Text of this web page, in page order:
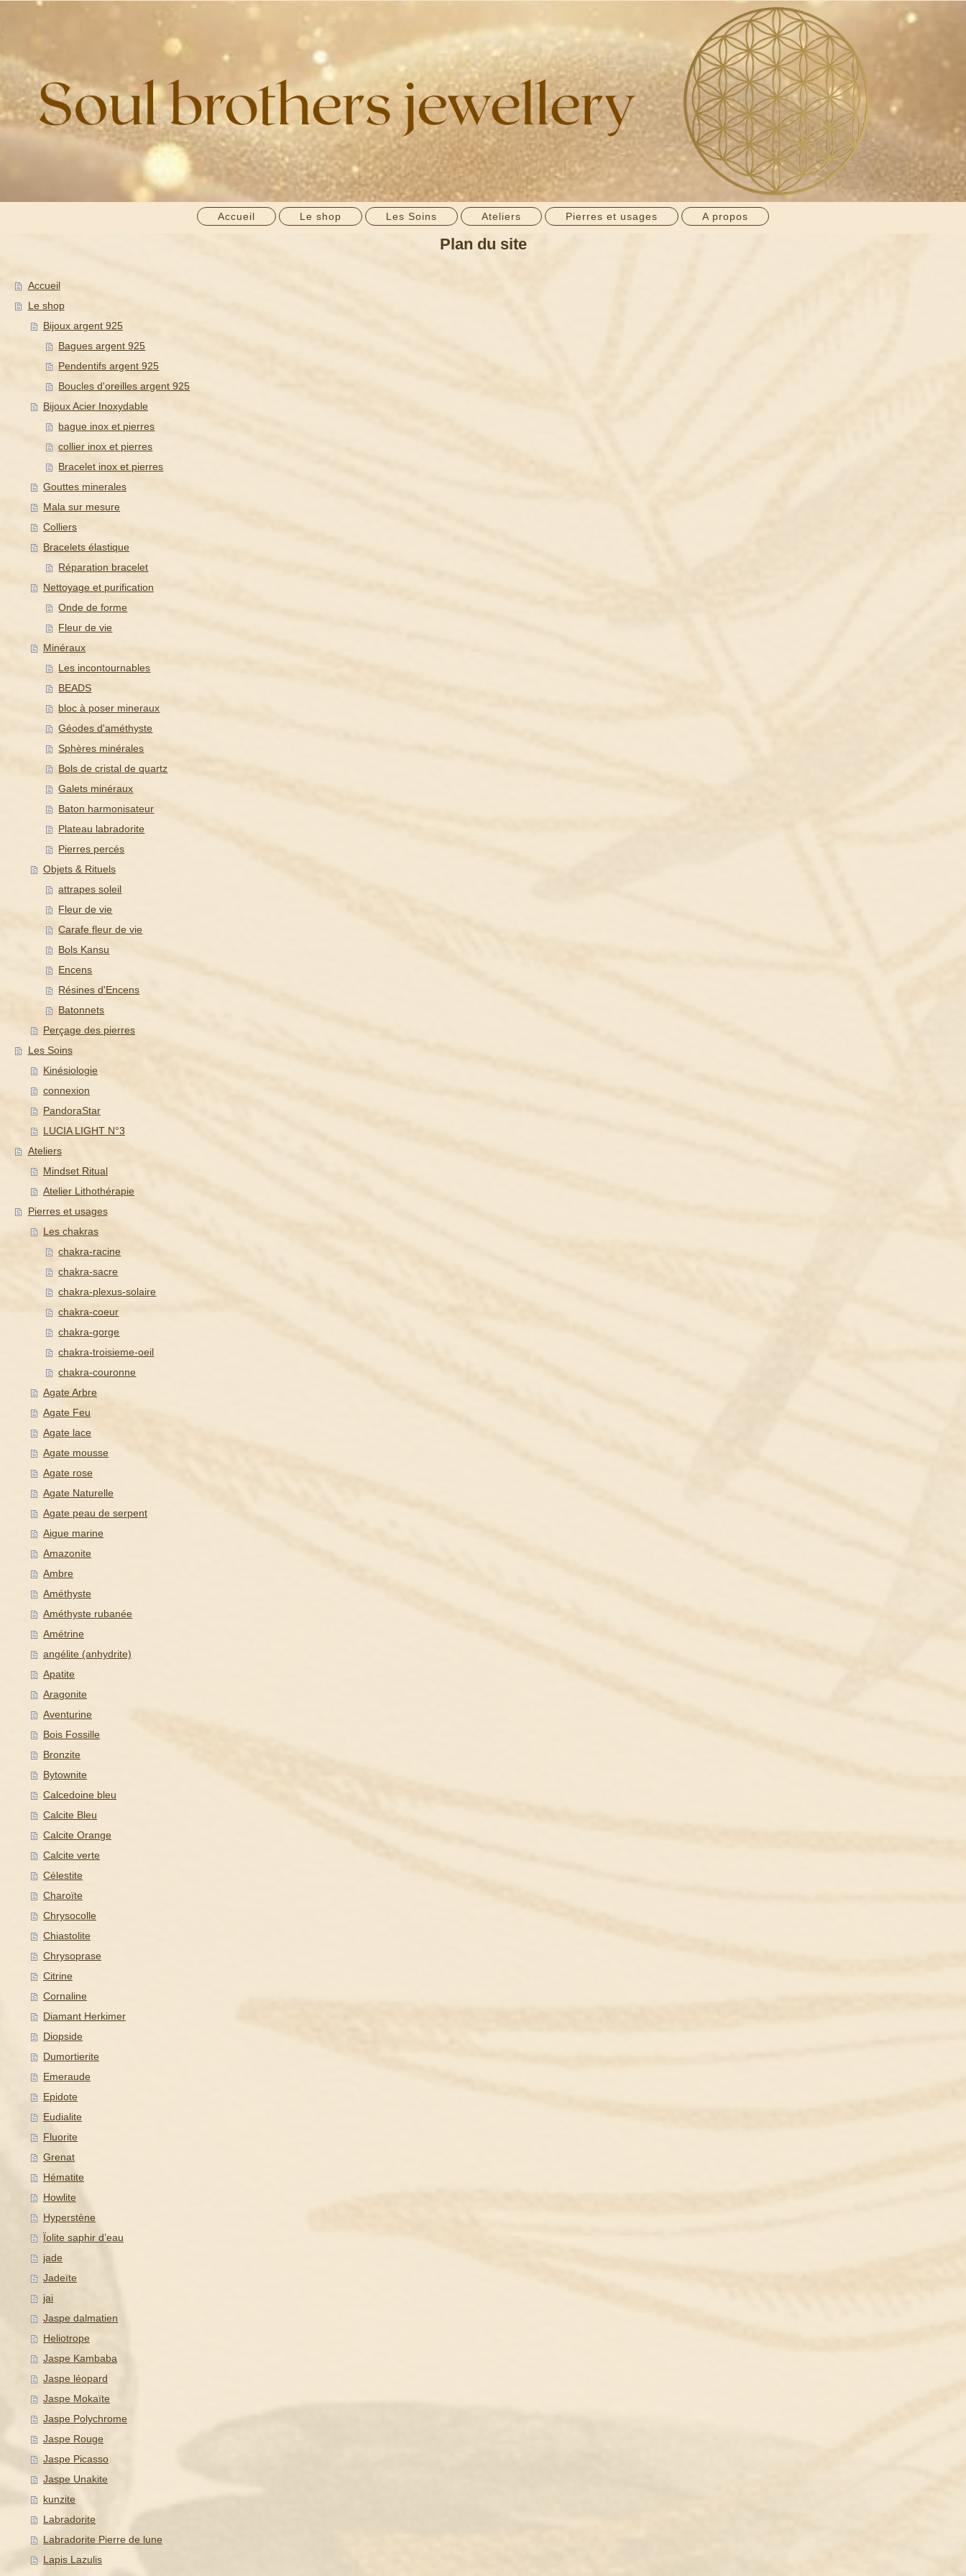
Accueil Le shop Les Soins Ateliers Pierres et usages A propos
Plan du site
Accueil
Le shop
Bijoux argent 925
Bagues argent 925
Pendentifs argent 925
Boucles d'oreilles argent 925
Bijoux Acier Inoxydable
bague inox et pierres
collier inox et pierres
Bracelet inox et pierres
Gouttes minerales
Mala sur mesure
Colliers
Bracelets élastique
Réparation bracelet
Nettoyage et purification
Onde de forme
Fleur de vie
Minéraux
Les incontournables
BEADS
bloc à poser mineraux
Géodes d'améthyste
Sphères minérales
Bols de cristal de quartz
Galets minéraux
Baton harmonisateur
Plateau labradorite
Pierres percés
Objets & Rituels
attrapes soleil
Fleur de vie
Carafe fleur de vie
Bols Kansu
Encens
Résines d'Encens
Batonnets
Perçage des pierres
Les Soins
Kinésiologie
connexion
PandoraStar
LUCIA LIGHT N°3
Ateliers
Mindset Ritual
Atelier Lithothérapie
Pierres et usages
Les chakras
chakra-racine
chakra-sacre
chakra-plexus-solaire
chakra-coeur
chakra-gorge
chakra-troisieme-oeil
chakra-couronne
Agate Arbre
Agate Feu
Agate lace
Agate mousse
Agate rose
Agate Naturelle
Agate peau de serpent
Aigue marine
Amazonite
Ambre
Améthyste
Améthyste rubanée
Amétrine
angélite (anhydrite)
Apatite
Aragonite
Aventurine
Bois Fossille
Bronzite
Bytownite
Calcedoine bleu
Calcite Bleu
Calcite Orange
Calcite verte
Célestite
Charoïte
Chrysocolle
Chiastolite
Chrysoprase
Citrine
Cornaline
Diamant Herkimer
Diopside
Dumortierite
Emeraude
Epidote
Eudialite
Fluorite
Grenat
Hématite
Howlite
Hyperstène
Ïolite saphir d’eau
jade
Jadeïte
jai
Jaspe dalmatien
Heliotrope
Jaspe Kambaba
Jaspe léopard
Jaspe Mokaïte
Jaspe Polychrome
Jaspe Rouge
Jaspe Picasso
Jaspe Unakite
kunzite
Labradorite
Labradorite Pierre de lune
Lapis Lazulis